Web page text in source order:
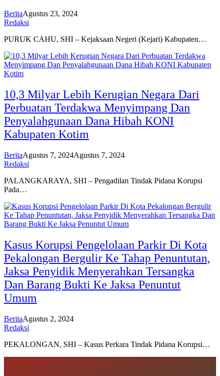
BeritaAgustus 23, 2024
Redaksi
PURUK CAHU, SHI – Kejaksaan Negeri (Kejari) Kabupaten…
10,3 Milyar Lebih Kerugian Negara Dari
Perbuatan Terdakwa Menyimpang Dan
Penyalahgunaan Dana Hibah KONI
Kabupaten Kotim
BeritaAgustus 7, 2024Agustus 7, 2024
Redaksi
PALANGKARAYA, SHI – Pengadilan Tindak Pidana Korupsi
Pada…
Kasus Korupsi Pengelolaan Parkir Di Kota
Pekalongan Bergulir Ke Tahap Penuntutan,
Jaksa Penyidik Menyerahkan Tersangka
Dan Barang Bukti Ke Jaksa Penuntut
Umum
BeritaAgustus 2, 2024
Redaksi
PEKALONGAN, SHI – Kasus Perkara Tindak Pidana Korupsi…